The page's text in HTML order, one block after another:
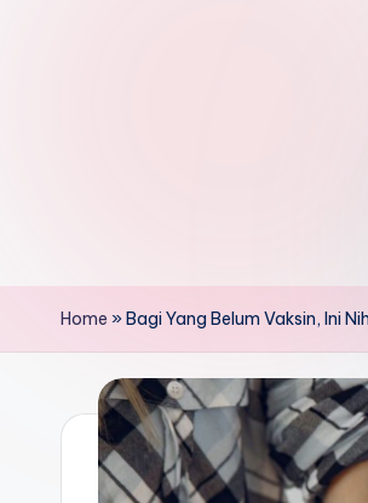
Home »Bagi Yang Belum Vaksin, Ini